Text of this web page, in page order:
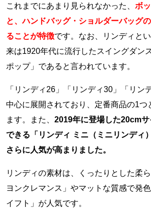
これまでにあまり見られなかった、 ボ
と、ハンドバッグ・ショルダーバッグ
ることが特徴です。なお、リンディと
来は1920年代に流行したスイングダン
ポップ」であると言われています。
「リンディ26」「リンディ30」「リン
中心に展開されており、定番商品の1つ
ます。また、 2019年に登場した20cm
できる「リンディ ミニ（ミニリンディ
さらに人気が高まりました。
リンディの素材は、くったりとした柔
ヨンクレマンス」やマットな質感で発
イフト」が人気です。